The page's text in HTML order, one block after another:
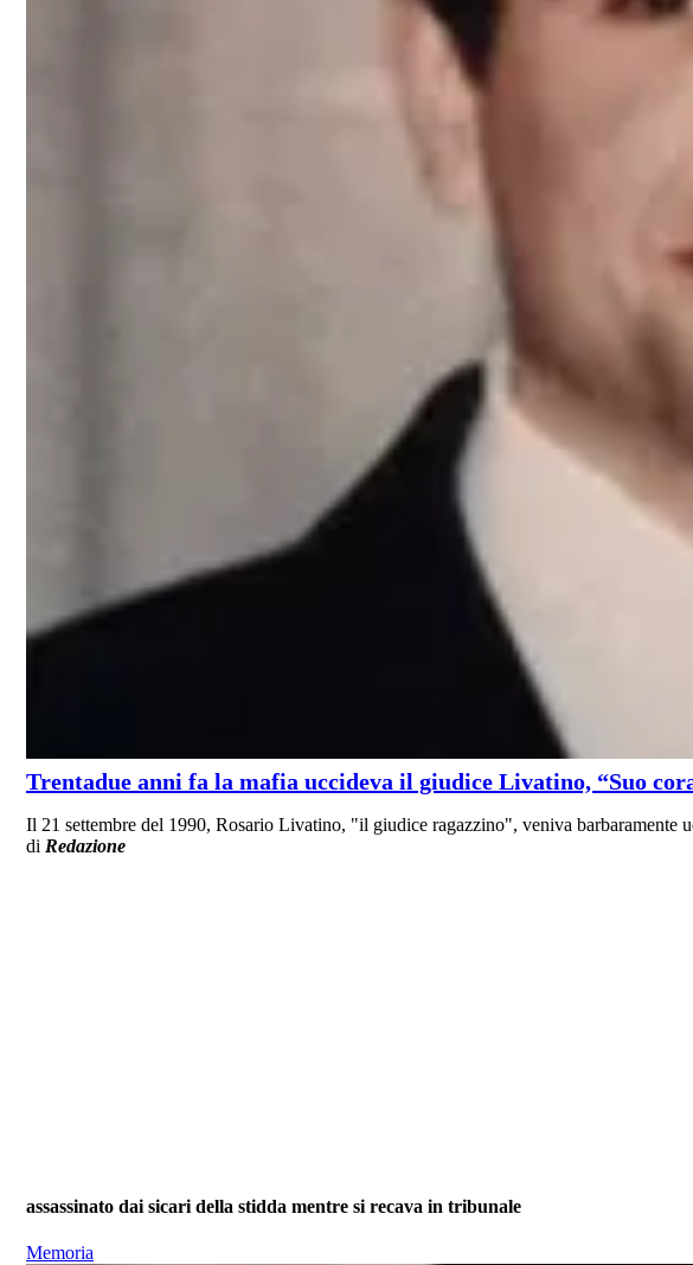
Trentadue anni fa la mafia uccideva il giudice Livatino, “Suo
Il 21 settembre del 1990, Rosario Livatino, "il giudice ragazzino", veniva barbaramente
di Redazione
assassinato dai sicari della stidda mentre si recava in tribunale
Memoria